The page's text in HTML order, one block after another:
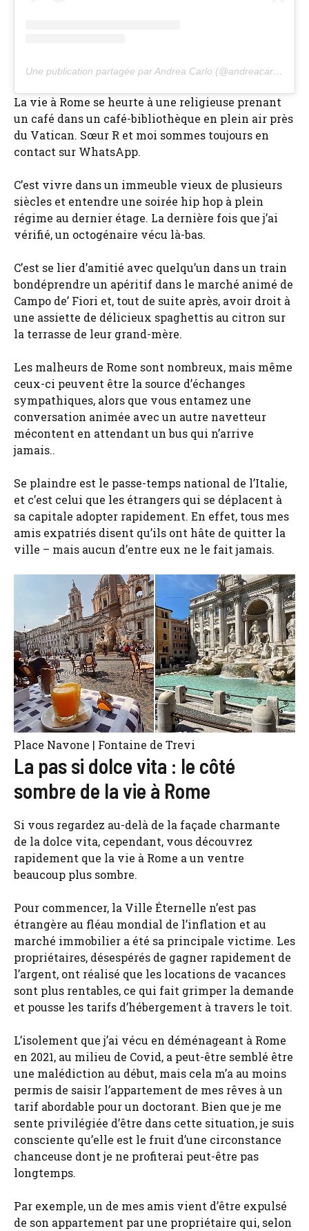
Une publication partagée par Andrea Carlo (@andreacarlom)
La vie à Rome se heurte à une religieuse prenant
un café dans un café-bibliothèque en plein air près
du Vatican. Sœur R et moi sommes toujours en
contact sur WhatsApp.
C’est vivre dans un immeuble vieux de plusieurs
siècles et entendre une soirée hip hop à plein
régime au dernier étage. La dernière fois que j’ai
vérifié, un octogénaire vécu là-bas.
C’est se lier d’amitié avec quelqu’un dans un train
bondéprendre un apéritif dans le marché animé de
Campo de’ Fiori et, tout de suite après, avoir droit à
une assiette de délicieux spaghettis au citron sur
la terrasse de leur grand-mère.
Les malheurs de Rome sont nombreux, mais même
ceux-ci peuvent être la source d’échanges
sympathiques, alors que vous entamez une
conversation animée avec un autre navetteur
mécontent en attendant un bus qui n’arrive
jamais..
Se plaindre est le passe-temps national de l’Italie,
et c’est celui que les étrangers qui se déplacent à
sa capitale adopter rapidement. En effet, tous mes
amis expatriés disent qu’ils ont hâte de quitter la
ville – mais aucun d’entre eux ne le fait jamais.
Place Navone | Fontaine de Trevi
La pas si dolce vita : le côté
sombre de la vie à Rome
Si vous regardez au-delà de la façade charmante
de la dolce vita, cependant, vous découvrez
rapidement que la vie à Rome a un ventre
beaucoup plus sombre.
Pour commencer, la Ville Éternelle n’est pas
étrangère au fléau mondial de l’inflation et au
marché immobilier a été sa principale victime. Les
propriétaires, désespérés de gagner rapidement de
l’argent, ont réalisé que les locations de vacances
sont plus rentables, ce qui fait grimper la demande
et pousse les tarifs d’hébergement à travers le toit.
L’isolement que j’ai vécu en déménageant à Rome
en 2021, au milieu de Covid, a peut-être semblé être
une malédiction au début, mais cela m’a au moins
permis de saisir l’appartement de mes rêves à un
tarif abordable pour un doctorant. Bien que je me
sente privilégiée d’être dans cette situation, je suis
consciente qu’elle est le fruit d’une circonstance
chanceuse dont je ne profiterai peut-être pas
longtemps.
Par exemple, un de mes amis vient d’être expulsé
de son appartement par une propriétaire qui, selon